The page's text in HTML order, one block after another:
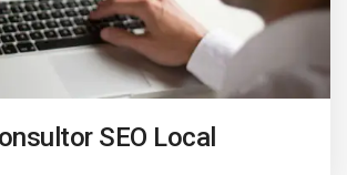
SEO Local